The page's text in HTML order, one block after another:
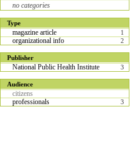
no categories
Type
magazine article 1
organizational info 2
Publisher
National Public Health Institute 3
Audience
citizens
professionals
3